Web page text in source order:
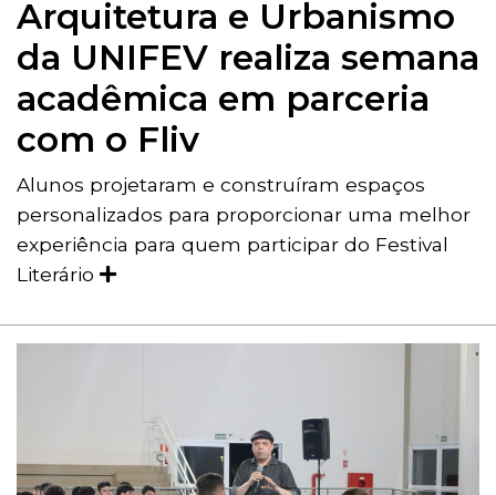
Arquitetura e Urbanismo
da UNIFEV realiza semana
acadêmica em parceria
com o Fliv
Alunos projetaram e construíram espaços
personalizados para proporcionar uma melhor
experiência para quem participar do Festival
Literário